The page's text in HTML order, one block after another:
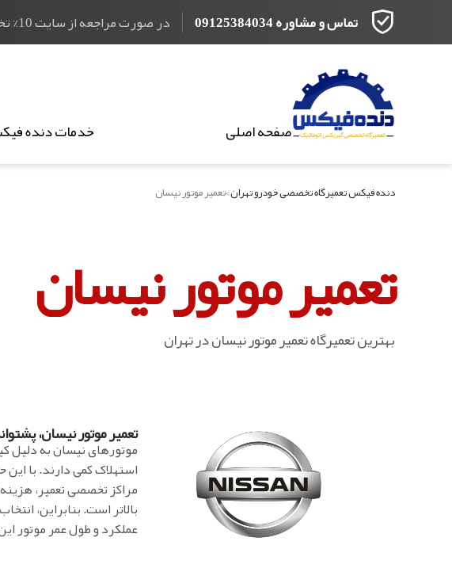
تماس و مشاوره 09125384034 در صورت مراجعه از سایت 10% تخفیف
صفحه اصلی خدمات دنده
دنده فیکس تعمیرگاه تخصصی خودرو تهران>تعمیر موتور نیسان
تعمیر موتور نیسان
بهترین تعمیرگاه تعمیر موتور نیسان در تهران
تعمیر موتور نیسان،
موتورهای نیسان به دلیل
استهلاک کمی دارند. با
مراکز تخصصی تعمیر،
بالاتر است. بنابراین،
عملکرد و طول عمر موتور